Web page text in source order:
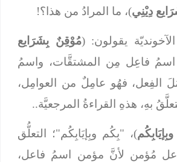
دِيْنِي)، ما المرادُ من هذا؟!
يقولون: ( مُوْقِنٌ بِشَرَايع
فاعِل مِن المشتقَّات، واسمُ
الفِعل، فهُو عامِلٌ من العوامِل،
بهِ، هذهِ القراءةُ المرجعيَّة..
)، "بِكُم وبِإيَابِكُم"؛ التعلُّق
مُؤمن لأنَّ مؤمن اسمُ فاعل،